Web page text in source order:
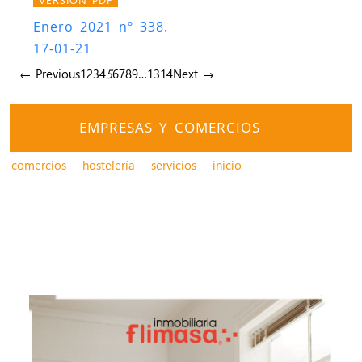
Enero 2021 nº 338.
17-01-21
← Previous123456789…1314Next →
EMPRESAS Y COMERCIOS
comercios hostelería servicios inicio